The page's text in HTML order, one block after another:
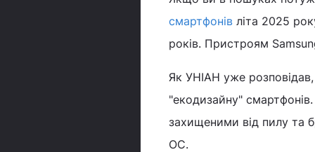
смартфонів літа 2025
років. Пристроям
Як УНІАН уже
"екодизайну"
захищеними від пилу та
ОС.